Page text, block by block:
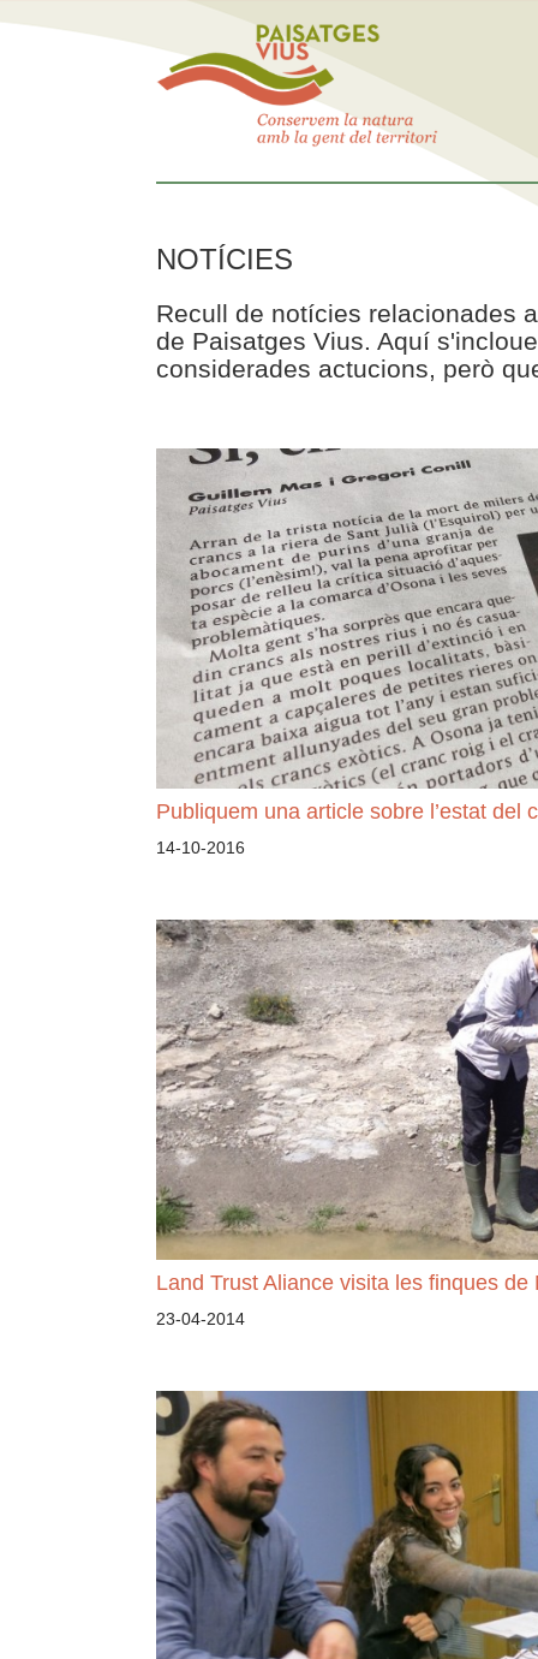
NOTÍCIES
Recull de notícies relacionades
de Paisatges Vius. Aquí
considerades actucions, però
Publiquem una article sobre l’estat del
14-10-2016
Land Trust Aliance visita les finques de
23-04-2014